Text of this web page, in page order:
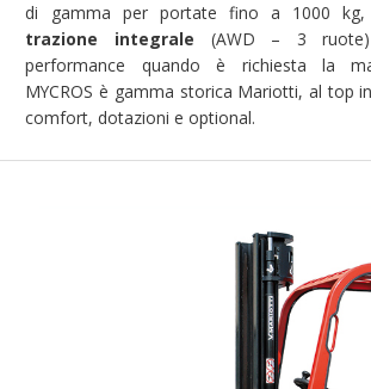
di gamma per portate fino a 1000 kg,
trazione integrale (AWD – 3
performance quando è richiesta la
MYCROS è gamma storica Mariotti, al top
comfort, dotazioni e optional.